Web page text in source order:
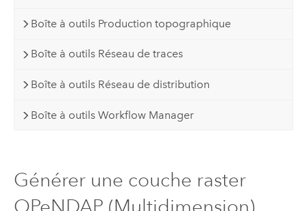
Boîte à outils Production topographique
Boîte à outils Réseau de traces
Boîte à outils Réseau de distribution
Boîte à outils Workflow Manager
Générer une couche raster